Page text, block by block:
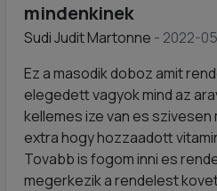
mindenkinek
Sudi Judit Martonne - 2022-
Ez a masodik doboz amit
elegedett vagyok mind az
kellemes ize van es
extra hogy hozzaadott
Tovabb is fogom inni es
megerkezik a rendelest